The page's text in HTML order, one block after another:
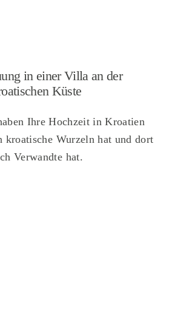
in einer Villa an der
Küste
Ihre Hochzeit in Kroatien
kroatische Wurzeln hat und dort
Verwandte hat.